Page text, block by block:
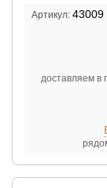
Артикул: 43009
доставляем в